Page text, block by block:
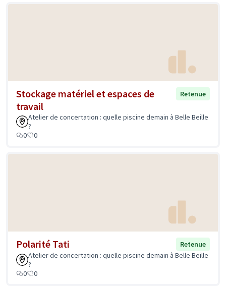
Stockage matériel et espaces de
travail
Retenue
Atelier de concertation : quelle piscine demain à Belle Beille
?
0
0
Polarité Tati
Retenue
Atelier de concertation : quelle piscine demain à Belle Beille
?
0
0